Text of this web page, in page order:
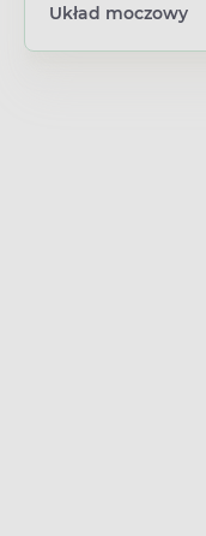
Układ moczowy